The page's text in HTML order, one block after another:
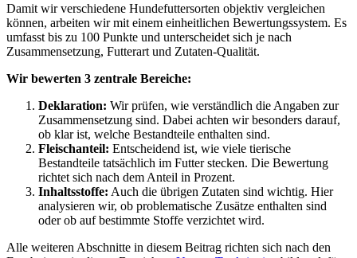
Damit wir verschiedene Hundefuttersorten objektiv vergleichen
können, arbeiten wir mit einem einheitlichen Bewertungssystem. Es
umfasst bis zu 100 Punkte und unterscheidet sich je nach
Zusammensetzung, Futterart und Zutaten-Qualität.
Wir bewerten 3 zentrale Bereiche:
Deklaration: Wir prüfen, wie verständlich die Angaben zur
Zusammensetzung sind. Dabei achten wir besonders darauf,
ob klar ist, welche Bestandteile enthalten sind.
Fleischanteil: Entscheidend ist, wie viele tierische
Bestandteile tatsächlich im Futter stecken. Die Bewertung
richtet sich nach dem Anteil in Prozent.
Inhaltsstoffe: Auch die übrigen Zutaten sind wichtig. Hier
analysieren wir, ob problematische Zusätze enthalten sind
oder ob auf bestimmte Stoffe verzichtet wird.
Alle weiteren Abschnitte in diesem Beitrag richten sich nach den